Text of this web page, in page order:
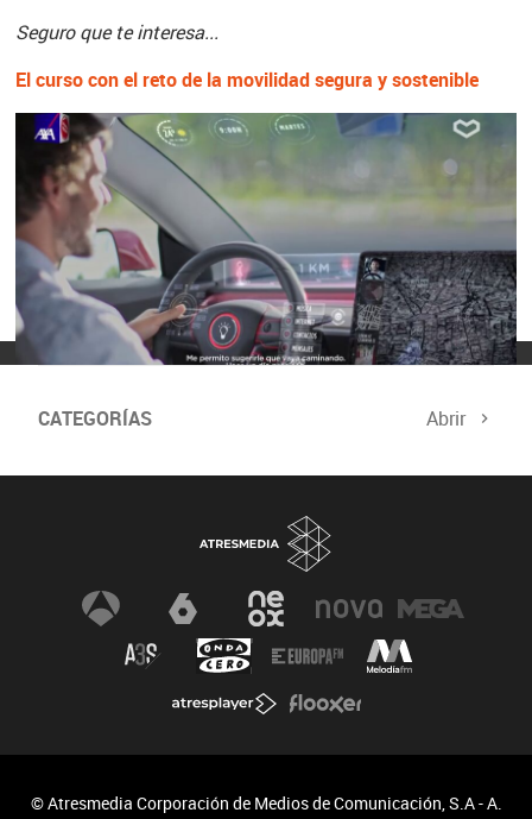
Seguro que te interesa...
El curso con el reto de la movilidad segura y sostenible
Ponle Freno Madrid | 11/10/2019
TAGS RELACIONADOS
DGT bicicletas vmp
CATEGORÍAS Abrir
© Atresmedia Corporación de Medios de Comunicación, S.A - A.